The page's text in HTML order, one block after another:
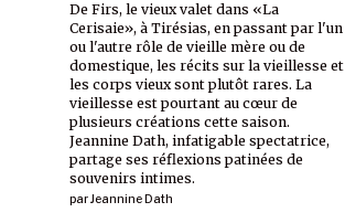
parJeannine Dath
De Firs, le vieux valet dans «La
Cerisaie», à Tirésias, en passant par l'un
ou l'autre rôle de vieille mère ou de
domestique, les récits sur la vieillesse et
les corps vieux sont plutôt rares. La
vieillesse est pourtant au cœur de
plusieurs créations cette saison.
Jeannine Dath, infatigable spectatrice,
partage ses réflexions patinées de
souvenirs intimes.